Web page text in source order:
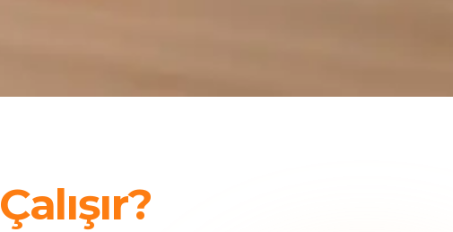
Çalışır?